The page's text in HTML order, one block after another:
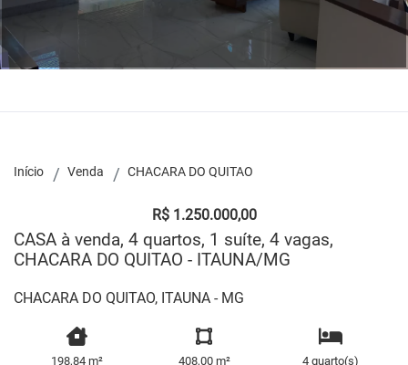
Início Venda CHACARA DO QUITAO
R$ 1.250.000,00
CASA à venda, 4 quartos, 1 suíte, 4 vagas,
CHACARA DO QUITAO - ITAUNA/MG
CHACARA DO QUITAO, ITAUNA - MG
198,84 m² 408,00 m² 4 quarto(s)